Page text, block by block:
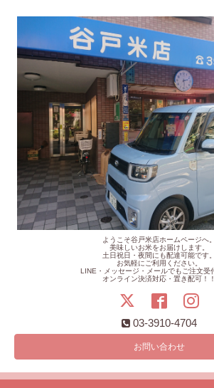
ようこそ谷戸米店ホームページへ。
美味しいお米をお届けします。
土日祝日・夜間にも配達可能です。
お気軽にご利用ください。
LINE・メッセージ・メールでもご注文受
オンライン決済対応・置き配可！！
03-3910-4704
お問い合わせ